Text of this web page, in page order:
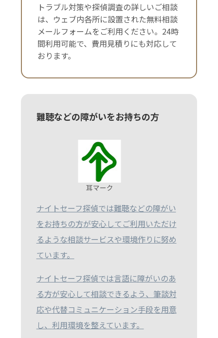
トラブル対策や探偵調査の詳しいご相談
は、ウェブ内各所に設置された無料相談
メールフォームをご利用ください。24時
間利用可能で、費用見積りにも対応して
おります。
難聴などの障がいをお持ちの方
ナイトセーフ探偵では難聴などの障がい
をお持ちの方が安心してご利用いただけ
るような相談サービスや環境作りに努め
ています。
ナイトセーフ探偵では言語に障がいのあ
る方が安心して相談できるよう、筆談対
応や代替コミュニケーション手段を用意
し、利用環境を整えています。